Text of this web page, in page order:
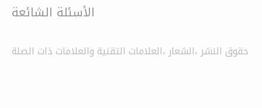
الأسئلة الشائعة
حقوق النشر ،الشعار ،العلامات التقنية والعلامات ذات الصلة